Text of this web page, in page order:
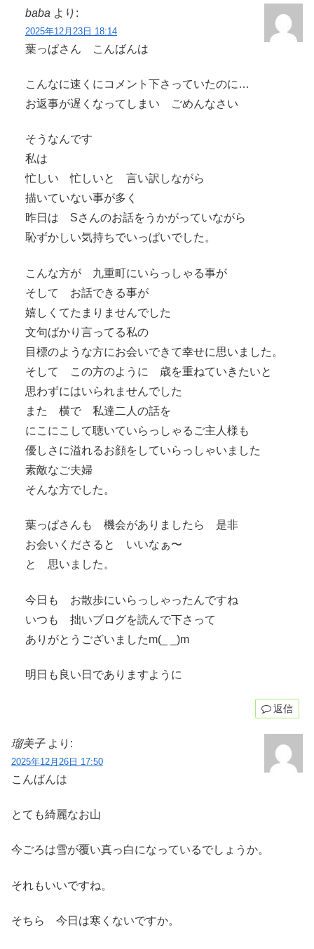
baba より:
2025年12月23日 18:14
葉っぱさん こんばんは
こんなに速くにコメント下さっていたのに…
お返事が遅くなってしまい ごめんなさい
そうなんです
私は
忙しい 忙しいと 言い訳しながら
描いていない事が多く
昨日は Sさんのお話をうかがっていながら
恥ずかしい気持ちでいっぱいでした。
こんな方が 九重町にいらっしゃる事が
そして お話できる事が
嬉しくてたまりませんでした
文句ばかり言ってる私の
目標のような方にお会いできて幸せに思いました。
そして この方のように 歳を重ねていきたいと
思わずにはいられませんでした
また 横で 私達二人の話を
にこにこして聴いていらっしゃるご主人様も
優しさに溢れるお顔をしていらっしゃいました
素敵なご夫婦
そんな方でした。
葉っぱさんも 機会がありましたら 是非
お会いくださると いいなぁ〜
と 思いました。
今日も お散歩にいらっしゃったんですね
いつも 拙いブログを読んで下さって
ありがとうございましたm(_ _)m
明日も良い日でありますように
返信
瑠美子 より:
2025年12月26日 17:50
こんばんは
とても綺麗なお山
今ごろは雪が覆い真っ白になっているでしょうか。
それもいいですね。
そちら 今日は寒くないですか。